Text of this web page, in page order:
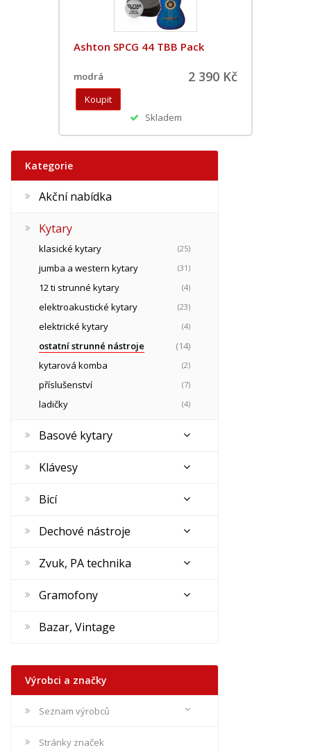
Ashton SPCG 44 TBB Pack
modrá 2 390 Kč
Skladem
Kategorie
Akční nabídka
Kytary
klasické kytary (25)
jumba a western kytary (31)
12 ti strunné kytary (4)
elektroakustické kytary (23)
elektrické kytary (4)
ostatní strunné nástroje
(14)
kytarová komba
(2)
příslušenství (7)
ladičky (4)
Basové kytary
Klávesy
Bicí
Dechové nástroje
Zvuk, PA technika
Gramofony
Bazar, Vintage
Výrobci a značky
Seznam výrobců
Stránky značek